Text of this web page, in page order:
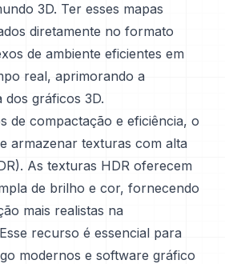
3D. Ter esses mapas
diretamente no formato
de ambiente eficientes em
real, aprimorando a
dos gráficos 3D.
de compactação e eficiência, o
armazenar texturas com alta
As texturas HDR oferecem
de brilho e cor, fornecendo
mais realistas na
recurso é essencial para
modernos e software gráfico